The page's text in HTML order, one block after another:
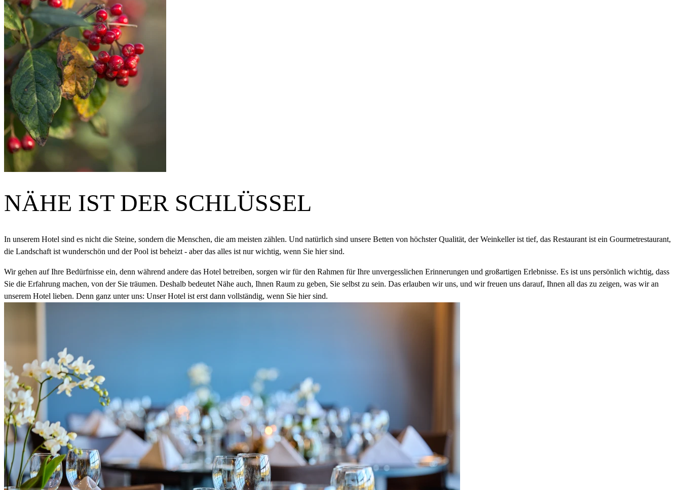
NÄHE IST DER SCHLÜSSEL
In unserem Hotel sind es nicht die Steine, sondern die Menschen, die am meisten zählen. Und natürlich sind unsere Betten von höchster Qualität, der Weinkeller ist tief, das Restaurant ist ein Gourmetrestaurant,
die Landschaft ist wunderschön und der Pool ist beheizt - aber das alles ist nur wichtig, wenn Sie hier sind.
Wir gehen auf Ihre Bedürfnisse ein, denn während andere das Hotel betreiben, sorgen wir für den Rahmen für Ihre unvergesslichen Erinnerungen und großartigen Erlebnisse. Es ist uns persönlich wichtig, dass
Sie die Erfahrung machen, von der Sie träumen. Deshalb bedeutet Nähe auch, Ihnen Raum zu geben, Sie selbst zu sein. Das erlauben wir uns, und wir freuen uns darauf, Ihnen all das zu zeigen, was wir an
unserem Hotel lieben. Denn ganz unter uns: Unser Hotel ist erst dann vollständig, wenn Sie hier sind.